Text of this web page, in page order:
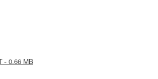
- 0.66 MB